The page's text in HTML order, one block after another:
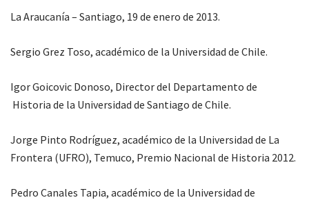
La Araucanía – Santiago, 19 de enero de 2013.
Sergio Grez Toso, académico de la Universidad de Chile.
Igor Goicovic Donoso, Director del Departamento de
Historia de la Universidad de Santiago de Chile.
Jorge Pinto Rodríguez, académico de la Universidad de La
Frontera (UFRO), Temuco, Premio Nacional de Historia 2012.
Pedro Canales Tapia, académico de la Universidad de